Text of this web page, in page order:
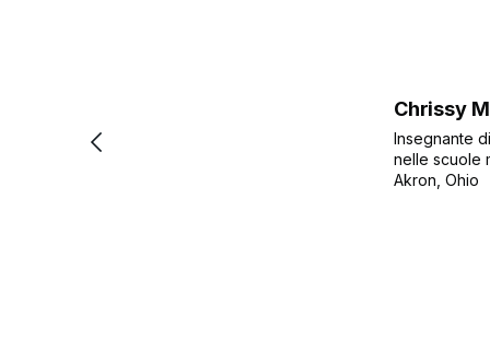
Chrissy
Insegnante
nelle scuole
Akron, Ohio